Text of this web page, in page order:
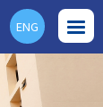
ENG